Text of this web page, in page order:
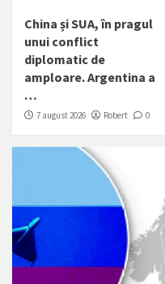
China și SUA, în pragul
unui conflict
diplomatic de
amploare. Argentina a
…
7 august 2026 Robert 0